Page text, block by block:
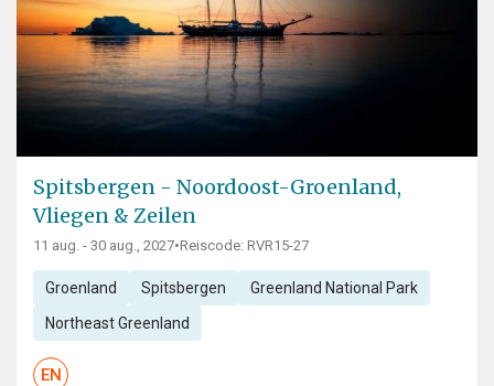
Spitsbergen - Noordoost-Groenland,
Vliegen & Zeilen
11 aug. - 30 aug., 2027•Reiscode: RVR15-27
Groenland Spitsbergen Greenland National Park
Northeast Greenland
EN